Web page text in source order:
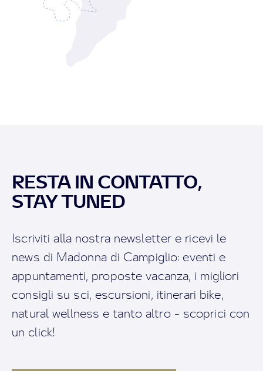
RESTA IN CONTATTO,
STAY TUNED
Iscriviti alla nostra newsletter e ricevi le
news di Madonna di Campiglio: eventi e
appuntamenti, proposte vacanza, i migliori
consigli su sci, escursioni, itinerari bike,
natural wellness e tanto altro - scoprici con
un click!